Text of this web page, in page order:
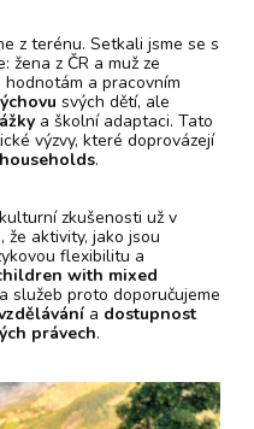
z terénu. Setkali jsme se s
žena z ČR a muž ze
a pracovním
svých dětí, ale
a školní adaptaci. Tato
výzvy, které doprovázejí
.
zkušenosti už v
že aktivity, jako jsou
flexibilitu a
with mixed
služeb proto doporučujeme
a dostupnost
právech.